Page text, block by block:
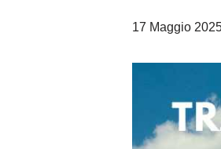
17 Maggio